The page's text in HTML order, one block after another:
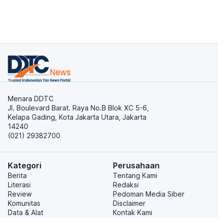
Menara DDTC
Jl. Boulevard Barat. Raya No.B Blok XC 5-6,
Kelapa Gading, Kota Jakarta Utara, Jakarta
14240
(021) 29382700
Kategori
Berita
Literasi
Review
Komunitas
Data & Alat
Perusahaan
Tentang Kami
Redaksi
Pedoman Media Siber
Disclaimer
Kontak Kami